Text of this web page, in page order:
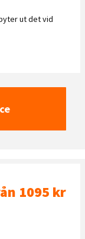
ut det vid
1095 kr